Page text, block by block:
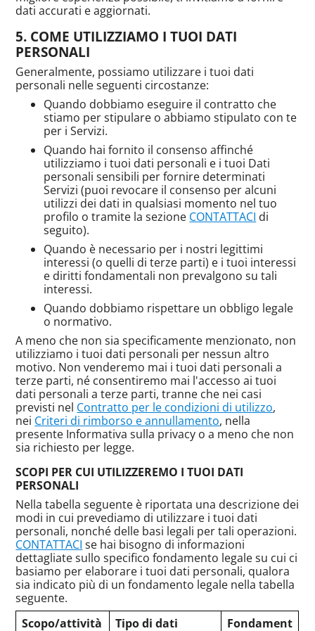
dati accurati e aggiornati.
COME UTILIZZIAMO I TUOI DATI
PERSONALI
Generalmente, possiamo utilizzare i tuoi dati
personali nelle seguenti circostanze:
Quando dobbiamo eseguire il contratto che
stiamo per stipulare o abbiamo stipulato con te
per i Servizi.
Quando hai fornito il consenso affinché
utilizziamo i tuoi dati personali e i tuoi Dati
personali sensibili per fornire determinati
Servizi (puoi revocare il consenso per alcuni
utilizzi dei dati in qualsiasi momento nel tuo
profilo o tramite la sezione CONTATTACI di
seguito).
Quando è necessario per i nostri legittimi
interessi (o quelli di terze parti) e i tuoi interessi
e diritti fondamentali non prevalgono su tali
interessi.
Quando dobbiamo rispettare un obbligo legale
o normativo.
A meno che non sia specificamente menzionato, non
utilizziamo i tuoi dati personali per nessun altro
motivo. Non venderemo mai i tuoi dati personali a
terze parti, né consentiremo mai l'accesso ai tuoi
dati personali a terze parti, tranne che nei casi
previsti nel Contratto per le condizioni di utilizzo,
nei Criteri di rimborso e annullamento, nella
presente Informativa sulla privacy o a meno che non
sia richiesto per legge.
SCOPI PER CUI UTILIZZEREMO I TUOI DATI
PERSONALI
Nella tabella seguente è riportata una descrizione dei
modi in cui prevediamo di utilizzare i tuoi dati
personali, nonché delle basi legali per tali operazioni.
CONTATTACI se hai bisogno di informazioni
dettagliate sullo specifico fondamento legale su cui ci
basiamo per elaborare i tuoi dati personali, qualora
sia indicato più di un fondamento legale nella tabella
seguente.
Scopo/attività
Tipo di dati
Fondament